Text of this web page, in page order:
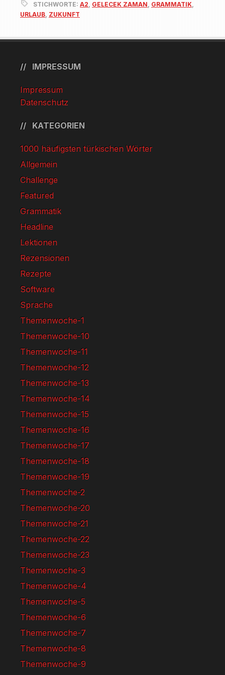
STICHWORTE: A2, GELECEK ZAMAN, GRAMMATIK,
URLAUB, ZUKUNFT
IMPRESSUM
Impressum
Datenschutz
KATEGORIEN
1000 häufigsten türkischen Wörter
Allgemein
Challenge
Featured
Grammatik
Headline
Lektionen
Rezensionen
Rezepte
Software
Sprache
Themenwoche-1
Themenwoche-10
Themenwoche-11
Themenwoche-12
Themenwoche-13
Themenwoche-14
Themenwoche-15
Themenwoche-16
Themenwoche-17
Themenwoche-18
Themenwoche-19
Themenwoche-2
Themenwoche-20
Themenwoche-21
Themenwoche-22
Themenwoche-23
Themenwoche-3
Themenwoche-4
Themenwoche-5
Themenwoche-6
Themenwoche-7
Themenwoche-8
Themenwoche-9